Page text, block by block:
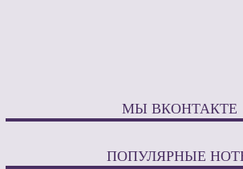
МЫ ВКОНТАКТЕ
ПОПУЛЯРНЫЕ